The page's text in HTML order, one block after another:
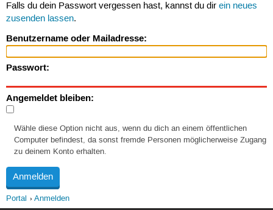
Falls du dein Passwort vergessen hast, kannst du dir ein neues
zusenden lassen.
Benutzername oder Mailadresse:
Passwort:
Angemeldet bleiben:
Wähle diese Option nicht aus, wenn du dich an einem öffentlichen
Computer befindest, da sonst fremde Personen möglicherweise Zugang
zu deinem Konto erhalten.
Portal Anmelden